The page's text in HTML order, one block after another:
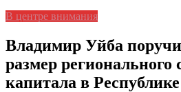
В центре внимания
Владимир Уйба
размер регионального
капитала в